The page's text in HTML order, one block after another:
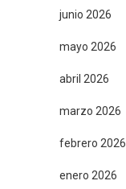
junio 2026
mayo 2026
abril 2026
marzo 2026
febrero 2026
enero 2026